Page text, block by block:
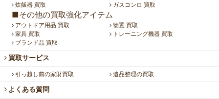
炊飯器 買取
ガスコンロ 買取
■その他の買取強化アイテム
アウトドア用品 買取
物置 買取
家具 買取
トレーニング機器 買取
ブランド品 買取
買取サービス
引っ越し前の家財買取 遺品整理の買取
よくある質問